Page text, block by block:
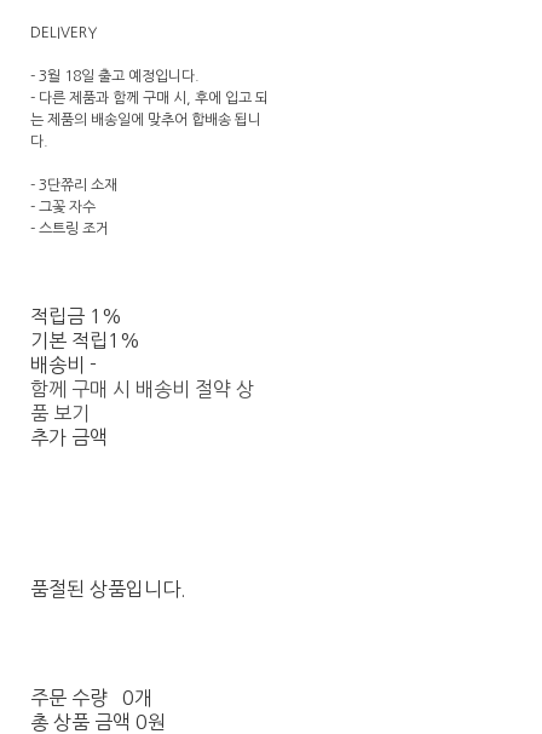
DELIVERY
- 3월 18일 출고 예정입니다.
- 다른 제품과 함께 구매 시, 후에 입고 되
는 제품의 배송일에 맞추어 합배송 됩니
다.
- 3단쮸리 소재
- 그꽃 자수
- 스트링 조거
적립금 1%
기본 적립 1%
배송비 -
함께 구매 시 배송비 절약 상
품 보기
추가 금액
품절된 상품입니다.
주문 수량
0개
총 상품 금액 0원